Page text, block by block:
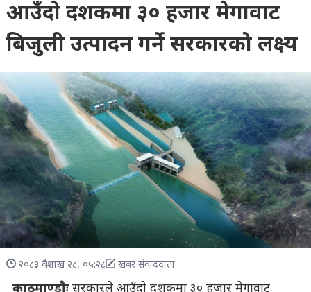
आउँदाे दशकमा ३० हजार मेगावाट
बिजुली उत्पादन गर्ने सरकारको लक्ष्य
२०८३ वैशाख २८, ०५:२८ खबर संवाददाता
काठमाण्डाैःसरकारले आउँदाे दशकमा ३० हजार मेगावाट